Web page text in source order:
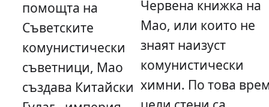
помощта на
Съветските
комунистически
съветници, Мао
създава Китайски
Червена книжка на
Мао, или които не
знаят наизуст
комунистически
химни. По това